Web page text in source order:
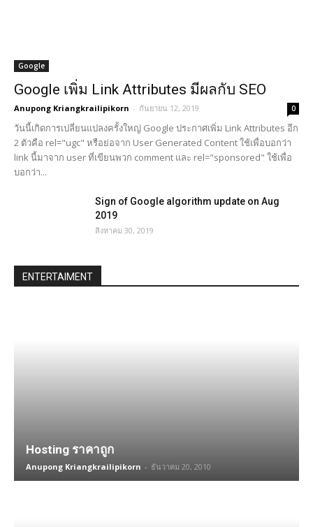
Google
Google เพิ่ม Link Attributes มีผลกับ SEO
Anupong Kriangkrailipikorn - กันยายน 12, 2019 0
วันนี้เกิดการเปลี่ยนแปลงครั้งใหญ่ Google ประกาศเพิ่ม Link Attributes อีก
2 ตัวคือ rel="ugc" หรือย่อจาก User Generated Content ใช้เพื่อบอกว่า
link นี้มาจาก user ที่เขียนพวก comment และ rel="sponsored" ใช้เพื่อ
บอกว่า...
Sign of Google algorithm update on Aug
2019
สิงหาคม 30, 2019
ENTERTAIMENT
Hosting ราคาถูก
Anupong Kriangkrailipikorn - ธันวาคม 20, 2010